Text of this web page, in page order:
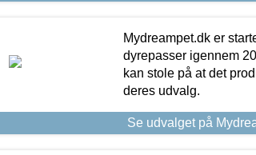
Mydreampet.dk er
dyrepasser igennem
kan stole på at det
deres udvalg.
Se udvalget på